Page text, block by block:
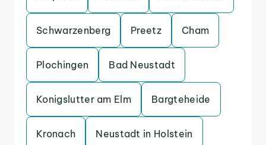
Schwarzenberg Preetz Cham
Plochingen Bad Neustadt
Konigslutter am Elm Bargteheide
Kronach Neustadt in Holstein